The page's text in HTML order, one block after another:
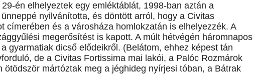
én elhelyeztek egy emléktáblát, 1998-ban aztán a
nyilvánította, és döntött arról, hogy a Civitas
címerében és a városháza homlokzatán is elhelyezzék. A
megerősítést is kapott. A múlt hétvégén háromnapos
gyarmatiak dicső elődeikről. (Belátom, ehhez képest tán
de a Civitas Fortissima mai lakói, a Palóc Rozmárok
mártóztak meg a jéghideg nyírjesi tóban, a Bátrak